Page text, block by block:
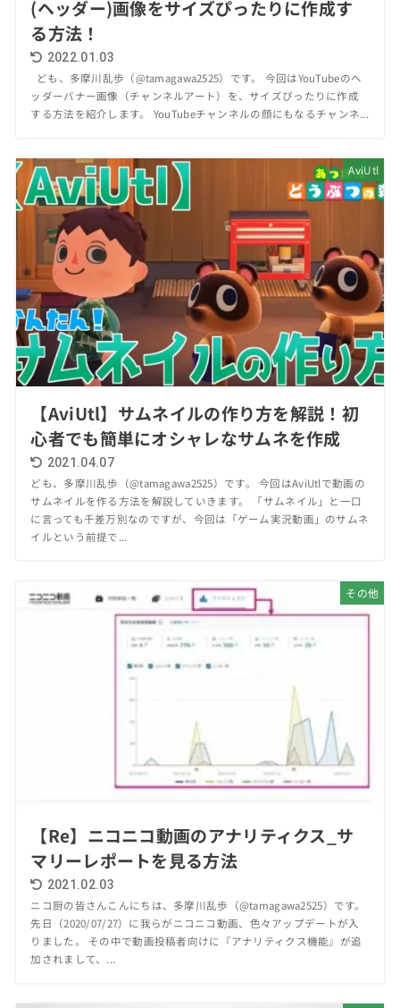
(ヘッダー)画像をサイズぴったりに作成す
る方法！
2022.01.03
ども、多摩川乱歩（@tamagawa2525）です。 今回はYouTubeのヘ
ッダーバナー画像（チャンネルアート）を、サイズぴったりに作成
する方法を紹介します。 YouTubeチャンネルの顔にもなるチャンネ...
AviUtl
【AviUtl】サムネイルの作り方を解説！初
心者でも簡単にオシャレなサムネを作成
2021.04.07
ども、多摩川乱歩（@tamagawa2525）です。 今回はAviUtlで動画の
サムネイルを作る方法を解説していきます。 「サムネイル」と一口
に言っても千差万別なのですが、今回は「ゲーム実況動画」のサムネ
イルという前提で...
その他
【Re】ニコニコ動画のアナリティクス_サ
マリーレポートを見る方法
2021.02.03
ニコ厨の皆さんこんにちは、多摩川乱歩（@tamagawa2525）です。
先日（2020/07/27）に我らがニコニコ動画、色々アップデートが入
りました。 その中で動画投稿者向けに『アナリティクス機能』が追
加されまして、...